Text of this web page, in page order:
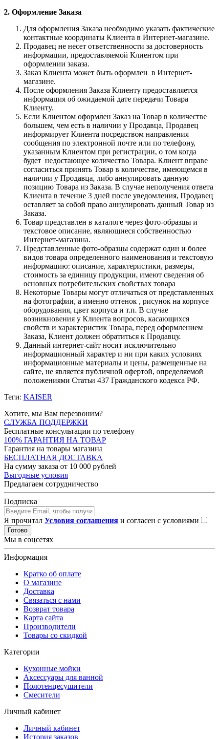
2. Оформление Заказа
Для оформления Заказа необходимо указать фактические
контактные координаты Клиента в Интернет-магазине.
Продавец не несет ответственности за достоверность
информации, предоставляемой Клиентом при
оформлении заказа.
Заказ Клиента может быть оформлен в Интернет-
магазине.
После оформления Заказа Клиенту предоставляется
информация об ожидаемой дате передачи Товара
Клиенту.
Если Клиентом оформлен Заказ на Товар в количестве
большем, чем есть в наличии у Продавца, Продавец
информирует Клиента посредством направления
сообщения по электронной почте или по телефону,
указанным Клиентом при регистрации, о том когда
будет недостающее количество Товара. Клиент вправе
согласиться принять Товар в количестве, имеющемся в
наличии у Продавца, либо аннулировать данную
позицию Товара из Заказа. В случае неполучения ответа
Клиента в течение 3 дней после уведомления, Продавец
оставляет за собой право аннулировать данный Товар из
Заказа.
Товар представлен в каталоге через фото-образцы и
текстовое описание, являющиеся собственностью
Интернет-магазина.
Представленные фото-образцы содержат один и более
видов товара определенного наименования и текстовую
информацию: описание, характеристики, размеры,
стоимость за единицу продукции, имеют сведения об
основных потребительских свойствах товара
Некоторые Товары могут отличаться от представленных
на фотографии, а именно оттенок , рисунок на корпусе
оборудования, цвет корпуса и т.п. В случае
возникновения у Клиента вопросов, касающихся
свойств и характеристик Товара, перед оформлением
Заказа, Клиент должен обратиться к Продавцу.
Данный интернет-сайт носит исключительно
информационный характер и ни при каких условиях
информационные материалы и цены, размещенные на
сайте, не является публичной офертой, определяемой
положениями Статьи 437 Гражданского кодекса РФ.
Теги: KAISER
Хотите, мы Вам перезвоним?
СЛУЖБА ПОДДЕРЖКИ
Бесплатные консультации по телефону
100% ГАРАНТИЯ НА ТОВАР
Гарантия на товары магазина
БЕСПЛАТНАЯ ДОСТАВКА
На сумму заказа от 10 000 рублей
Выгодные условия
Предлагаем сотрудничество
Подписка
Я прочитал Условия соглашения и согласен с условиями
Готово
Мы в соцсетях
Информация
Кратко об оплате
О магазине
Доставка
Связаться с нами
Возврат товара
Карта сайта
Производители
Товары со скидкой
Категории
Кухонные мойки
Аксессуары для ванной
Полотенцесушители
Смесители
Личный кабинет
Личный кабинет
История заказов